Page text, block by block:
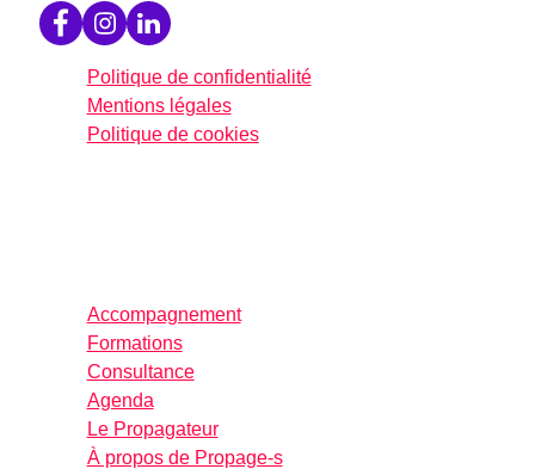
Politique de confidentialité
Mentions légales
Politique de cookies
Accompagnement
Formations
Consultance
Agenda
Le Propagateur
À propos de Propage-s